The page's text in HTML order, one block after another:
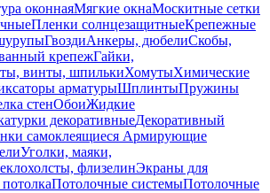
оконнаяМягкие окнаМоскитные сетки
Пленки солнцезащитныеКрепежные
ГвоздиАнкеры, дюбелиСкобы,
крепежГайки,
винты, шпилькиХомутыХимические
арматурыШплинтыПружины
стенОбоиЖидкие
декоративныеДекоративный
самоклеящиеся Армирующие
Уголки, маяки,
флизелинЭкраны для
Потолочные системыПотолочные